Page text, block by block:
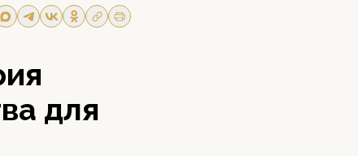
для